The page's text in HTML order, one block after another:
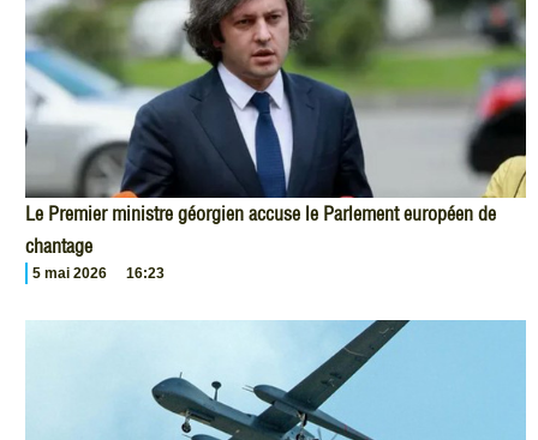
Le Premier ministre géorgien accuse le Parlement européen de
chantage
5 mai 2026 16:23